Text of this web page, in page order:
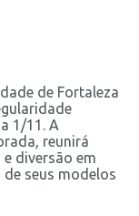
de Fortaleza
1/11. A
reunirá
diversão em
seus modelos